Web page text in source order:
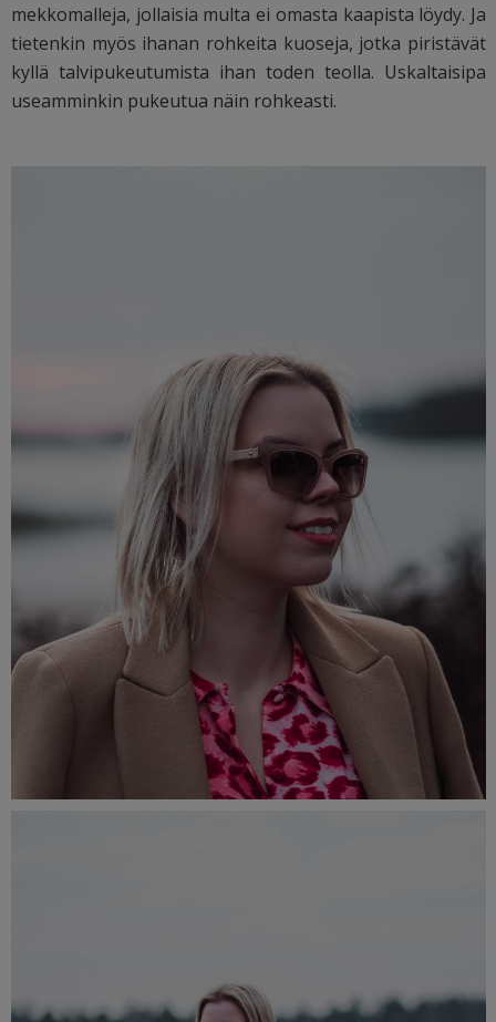
mekkomalleja, jollaisia multa ei omasta kaapista löydy. Ja
tietenkin myös ihanan rohkeita kuoseja, jotka piristävät
kyllä talvipukeutumista ihan toden teolla. Uskaltaisipa
useamminkin pukeutua näin rohkeasti.